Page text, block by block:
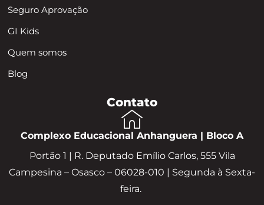
Seguro Aprovação
GI Kids
Quem somos
Blog
Contato
Complexo Educacional Anhanguera | Bloco A
Portão 1 | R. Deputado Emílio Carlos, 555 Vila
Campesina – Osasco – 06028-010 | Segunda à Sexta-
feira.